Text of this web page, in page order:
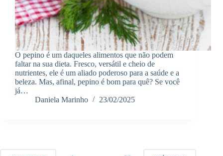
O pepino é um daqueles alimentos que não podem
faltar na sua dieta. Fresco, versátil e cheio de
nutrientes, ele é um aliado poderoso para a saúde e a
beleza. Mas, afinal, pepino é bom para quê? Se você
já…
Daniela Marinho
23/02/2025